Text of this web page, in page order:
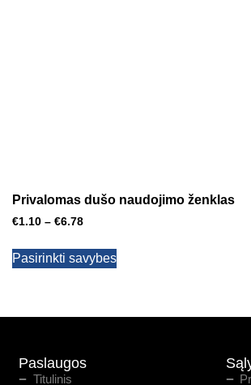
Privalomas dušo naudojimo ženklas
€1.10 – €6.78
Pasirinkti savybes
Paslaugos
Titulinis